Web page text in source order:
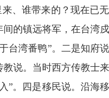
、谁带来的？现在已
的镇远将军，在台湾
台湾番鸭”。二是知府
说。当时西方传教士
”。四是移民说。沿海